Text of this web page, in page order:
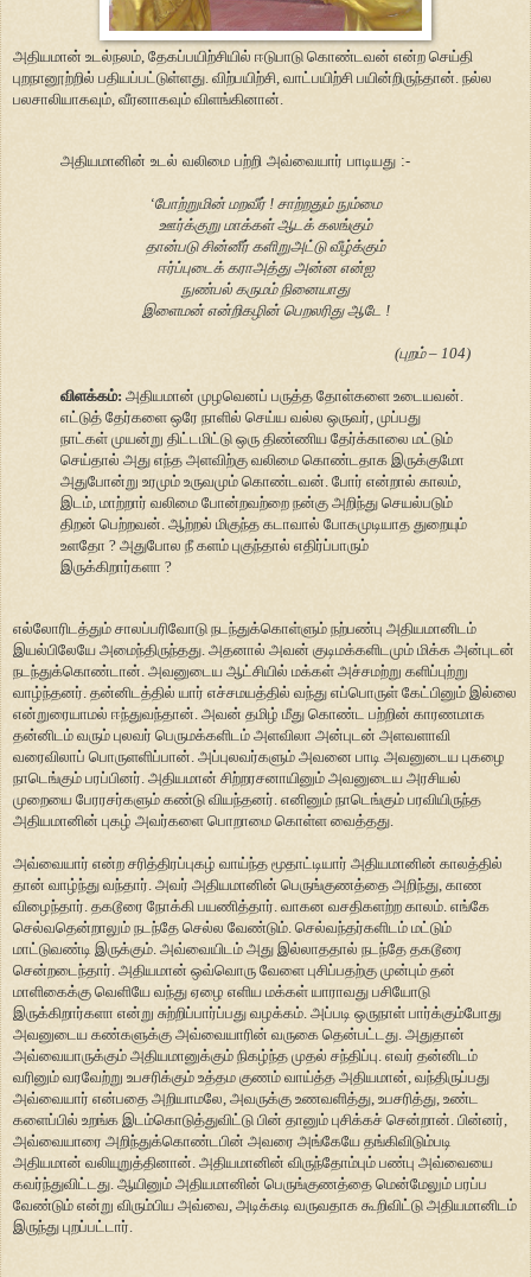
அதியமான் உடல்நலம், தேகப்பயிற்சியில் ஈடுபாடு கொண்டவன் என்ற செய்தி
புறநானூற்றில் பதியப்பட்டுள்ளது. விற்பயிற்சி, வாட்பயிற்சி பயின்றிருந்தான். நல்ல
பலசாலியாகவும், வீரனாகவும் விளங்கினான்.
அதியமானின் உடல் வலிமை பற்றி அவ்வையார் பாடியது :-
‘போற்றுமின் மறவீர் ! சாற்றதும் நும்மை
ஊர்க்குறு மாக்கள் ஆடக் கலங்கும்
தான்படு சின்னீர் களிறுஅட்டு வீழ்க்கும்
ஈர்ப்புடைக் கராஅத்து அன்ன என்ஐ
நுண்பல் கருமம் நினையாது
இளைமன் என்றிகழின் பெறலரிது ஆடே !
(புறம் – 104)
விளக்கம்: அதியமான் முழவெனப் பருத்த தோள்களை உடையவன்.
எட்டுத் தேர்களை ஒரே நாளில் செய்ய வல்ல ஒருவர், முப்பது
நாட்கள் முயன்று திட்டமிட்டு ஒரு திண்ணிய தேர்க்காலை மட்டும்
செய்தால் அது எந்த அளவிற்கு வலிமை கொண்டதாக இருக்குமோ
அதுபோன்று உரமும் உருவமும் கொண்டவன். போர் என்றால் காலம்,
இடம், மாற்றார் வலிமை போன்றவற்றை நன்கு அறிந்து செயல்படும்
திறன் பெற்றவன். ஆற்றல் மிகுந்த கடாவால் போகமுடியாத துறையும்
உளதோ ? அதுபோல நீ களம் புகுந்தால் எதிர்ப்பாரும்
இருக்கிறார்களா ?
எல்லோரிடத்தும் சாலப்பரிவோடு நடந்துக்கொள்ளும் நற்பண்பு அதியமானிடம்
இயல்பிலேயே அமைந்திருந்தது. அதனால் அவன் குடிமக்களிடமும் மிக்க அன்புடன்
நடந்துக்கொண்டான். அவனுடைய ஆட்சியில் மக்கள் அச்சமற்று களிப்புற்று
வாழ்ந்தனர். தன்னிடத்தில் யார் எச்சமயத்தில் வந்து எப்பொருள் கேட்பினும் இல்லை
என்றுரையாமல் ஈந்துவந்தான். அவன் தமிழ் மீது கொண்ட பற்றின் காரணமாக
தன்னிடம் வரும் புலவர் பெருமக்களிடம் அளவிலா அன்புடன் அளவளாவி
வரைவிலாப் பொருளளிப்பான். அப்புலவர்களும் அவனை பாடி அவனுடைய புகழை
நாடெங்கும் பரப்பினர். அதியமான் சிற்றரசனாயினும் அவனுடைய அரசியல்
முறையை பேரரசர்களும் கண்டு வியந்தனர். எனினும் நாடெங்கும் பரவியிருந்த
அதியமானின் புகழ் அவர்களை பொறாமை கொள்ள வைத்தது.
அவ்வையார் என்ற சரித்திரப்புகழ் வாய்ந்த மூதாட்டியார் அதியமானின் காலத்தில்
தான் வாழ்ந்து வந்தார். அவர் அதியமானின் பெருங்குணத்தை அறிந்து, காண
விழைந்தார். தகடூரை நோக்கி பயணித்தார். வாகன வசதிகளற்ற காலம். எங்கே
செல்வதென்றாலும் நடந்தே செல்ல வேண்டும். செல்வந்தர்களிடம் மட்டும்
மாட்டுவண்டி இருக்கும். அவ்வையிடம் அது இல்லாததால் நடந்தே தகடூரை
சென்றடைந்தார். அதியமான் ஒவ்வொரு வேளை புசிப்பதற்கு முன்பும் தன்
மாளிகைக்கு வெளியே வந்து ஏழை எளிய மக்கள் யாராவது பசியோடு
இருக்கிறார்களா என்று சுற்றிப்பார்ப்பது வழக்கம். அப்படி ஒருநாள் பார்க்கும்போது
அவனுடைய கண்களுக்கு அவ்வையாரின் வருகை தென்பட்டது. அதுதான்
அவ்வையாருக்கும் அதியமானுக்கும் நிகழ்ந்த முதல் சந்திப்பு. எவர் தன்னிடம்
வரினும் வரவேற்று உபசரிக்கும் உத்தம குணம் வாய்த்த அதியமான், வந்திருப்பது
அவ்வையார் என்பதை அறியாமலே, அவருக்கு உணவளித்து, உபசரித்து, உண்ட
களைப்பில் உறங்க இடம்கொடுத்துவிட்டு பின் தானும் புசிக்கச் சென்றான். பின்னர்,
அவ்வையாரை அறிந்துக்கொண்டபின் அவரை அங்கேயே தங்கிவிடும்படி
அதியமான் வலியுறுத்தினான். அதியமானின் விருந்தோம்பும் பண்பு அவ்வையை
கவர்ந்துவிட்டது. ஆயினும் அதியமானின் பெருங்குணத்தை மென்மேலும் பரப்ப
வேண்டும் என்று விரும்பிய அவ்வை, அடிக்கடி வருவதாக கூறிவிட்டு அதியமானிடம்
இருந்து புறப்பட்டார்.